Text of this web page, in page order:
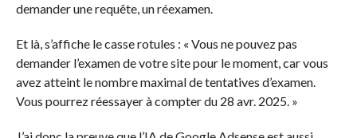
demander une requête, un réexamen.
Et là, s’affiche le casse rotules : « Vous ne pouvez pas
demander l’examen de votre site pour le moment, car vous
avez atteint le nombre maximal de tentatives d’examen.
Vous pourrez réessayer à compter du 28 avr. 2025. »